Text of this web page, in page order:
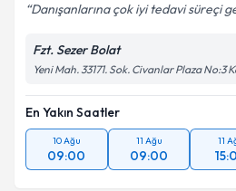
Danışanlarına çok iyi tedavi süreçi
Fzt. Sezer Bolat
Yeni Mah. 33171. Sok. Civanlar Plaza No:3
En Yakın Saatler
10 Ağu
09:00
11 Ağu
09:00
11